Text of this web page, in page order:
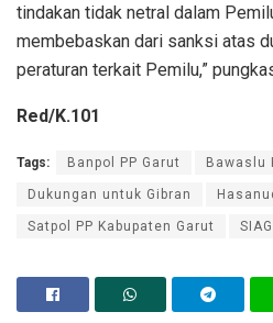
tindakan tidak netral dalam
membebaskan dari sanksi atas
peraturan terkait Pemilu,”
Red/K.101
Tags: Banpol PP Garut Bawaslu
Dukungan untuk Gibran
Satpol PP Kabupaten Garut